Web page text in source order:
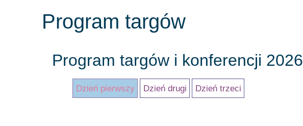
Program targów
Program targów i konferencji 2026
Dzień pierwszy Dzień drugi Dzień trzeci